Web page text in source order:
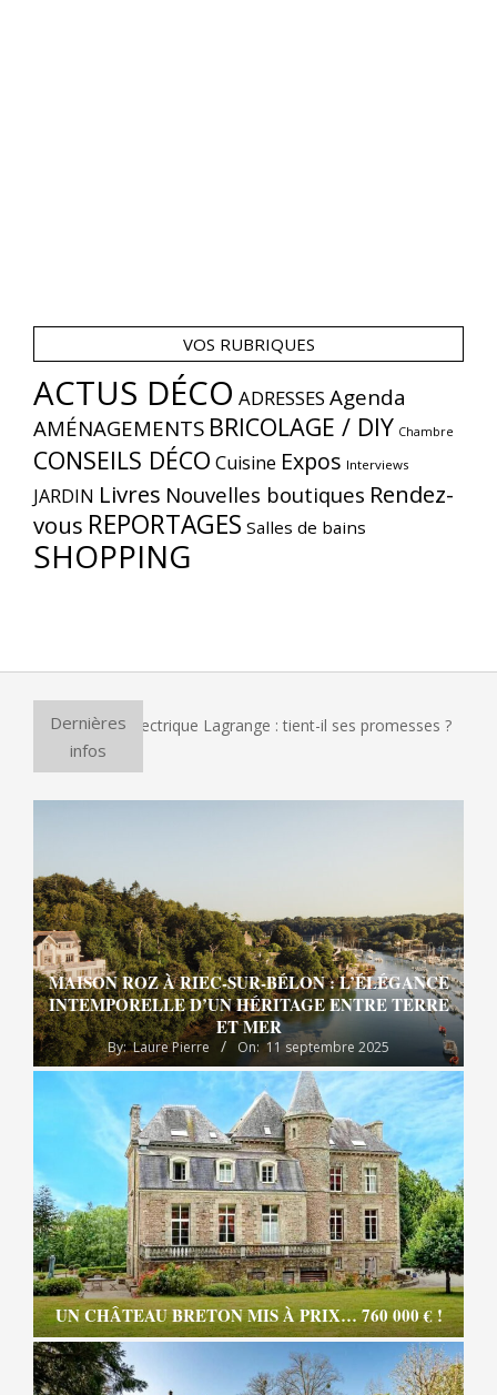
VOS RUBRIQUES
ACTUS DÉCO ADRESSES Agenda
AMÉNAGEMENTS BRICOLAGE / DIY Chambre
CONSEILS DÉCO Cuisine Expos Interviews
JARDIN Livres Nouvelles boutiques Rendez-
vous REPORTAGES Salles de bains
SHOPPING
Dernières
infos
à pizza électrique Lagrange : tient-il ses promesses ?
MAISON ROZ À RIEC-SUR-BÉLON : L’ÉLÉGANCE
INTEMPORELLE D’UN HÉRITAGE ENTRE TERRE
ET MER
By: Laure Pierre On: 11 septembre 2025
UN CHÂTEAU BRETON MIS À PRIX… 760 000 € !